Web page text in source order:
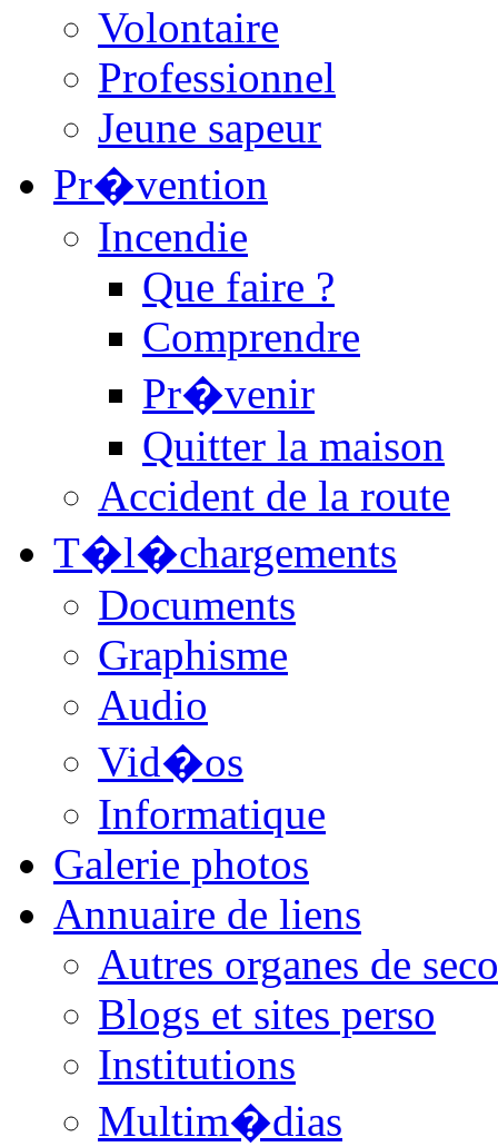
Volontaire
Professionnel
Jeune sapeur
Pr�vention
Incendie
Que faire ?
Comprendre
Pr�venir
Quitter la maison
Accident de la route
T�l�chargements
Documents
Graphisme
Audio
Vid�os
Informatique
Galerie photos
Annuaire de liens
Autres organes de
Blogs et sites perso
Institutions
Multim�dias